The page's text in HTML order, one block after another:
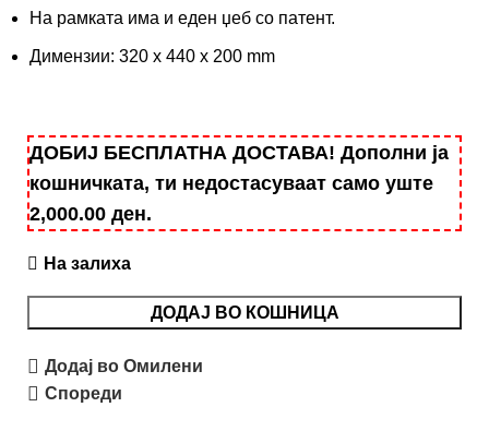
На рамката има и еден џеб со патент.
Димензии: 320 x 440 x 200 mm
ДОБИЈ БЕСПЛАТНА ДОСТАВА! Дополни ја
кошничката, ти недостасуваат само уште
2,000.00 ден.
На залиха
ДОДАЈ ВО КОШНИЦА
Додај во Омилени
Спореди